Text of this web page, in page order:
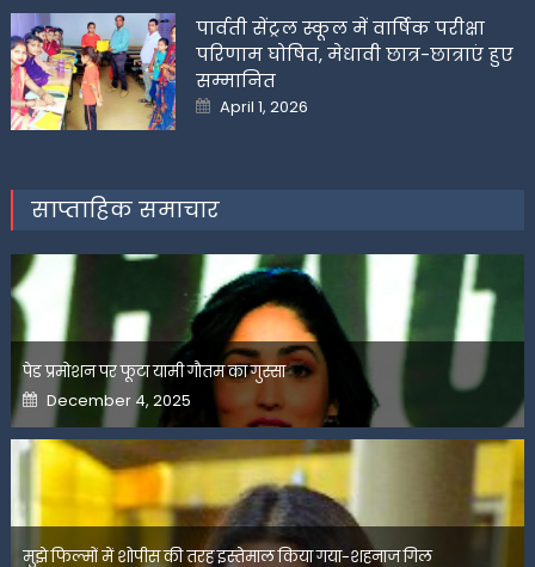
पार्वती सेंट्रल स्कूल में वार्षिक परीक्षा
परिणाम घोषित, मेधावी छात्र-छात्राएं हुए
सम्मानित
Posted
on
April 1, 2026
साप्ताहिक समाचार
पेड प्रमोशन पर फूटा यामी गौतम का गुस्सा
Posted
on
December 4, 2025
मुझे फिल्मों में शोपीस की तरह इस्तेमाल किया गया-शहनाज गिल